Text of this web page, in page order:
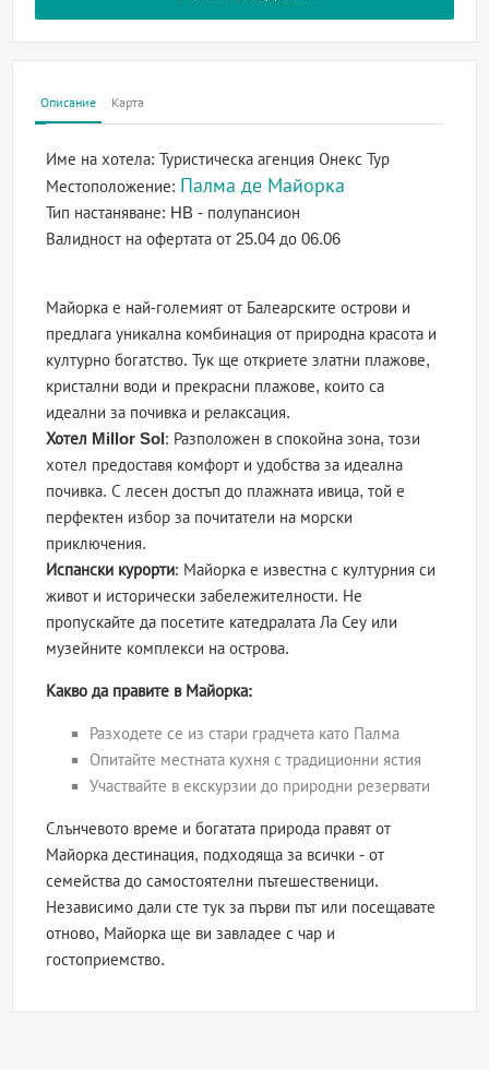
Описание Карта
Име на хотела:Туристическа агенция Онекс Тур
Местоположение: Палма де Майорка
Тип настаняване: HB - полупансион
Валидност на офертатаот 25.04 до 06.06
Майорка е най-големият от Балеарските острови и
предлага уникална комбинация от природна красота и
културно богатство. Тук ще откриете златни плажове,
кристални води и прекрасни плажове, които са
идеални за почивка и релаксация.
Хотел Millor Sol: Разположен в спокойна зона, този
хотел предоставя комфорт и удобства за идеална
почивка. С лесен достъп до плажната ивица, той е
перфектен избор за почитатели на морски
приключения.
Испански курорти: Майорка е известна с културния си
живот и исторически забележителности. Не
пропускайте да посетите катедралата Ла Сеу или
музейните комплекси на острова.
Какво да правите в Майорка:
Разходете се из стари градчета като Палма
Опитайте местната кухня с традиционни ястия
Участвайте в екскурзии до природни резервати
Слънчевото време и богатата природа правят от
Майорка дестинация, подходяща за всички - от
семейства до самостоятелни пътешественици.
Независимо дали сте тук за първи път или посещавате
отново, Майорка ще ви завладее с чар и
гостоприемство.